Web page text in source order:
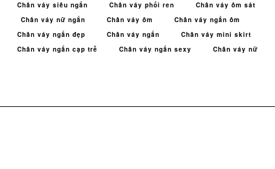
Chân váy siêu ngắn Chân váy phối ren
Chân váy ôm sát
Chân váy nữ ngắn
Chân váy ôm
Chân váy ngắn ôm
Chân váy ngắn đẹp
Chân váy ngắn
Chân váy mini skirt
Chân váy ngắn cạp trễ
Chân váy ngắn sexy Chân váy nữ